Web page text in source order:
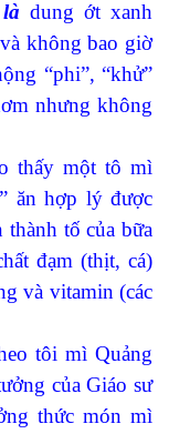
dung ớt xanh
không bao giờ
“phi”, “khử”
nhưng không
thấy một tô mì
ăn hợp lý được
tố của bữa
đạm (thịt, cá)
và vitamin (các
tôi mì Quảng
của Giáo sư
thức món mì